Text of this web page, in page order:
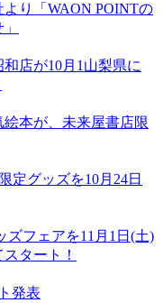
り「WAON POINTの
店が10月1山梨県に
本が、未来屋書店限
定グッズを10月24日
ズフェアを11月1日(土)
タート！
発表